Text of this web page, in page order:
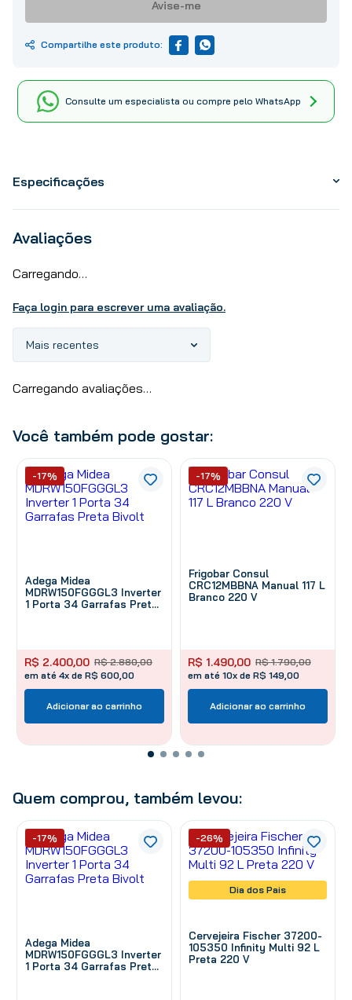
Avise-me
Consulte um especialista ou compre pelo WhatsApp
Especificações
Avaliações
Carregando…
Faça login para escrever uma avaliação.
Mais recentes
Carregando avaliações…
Você também pode gostar:
Adega Midea
MDRW150FGGGL3 Inverter
1 Porta 34 Garrafas Preta
R$ 2.880,00
R$ 2.400,00
em até 4x de R$ 600,00
-17%
Adicionar ao carrinho
Frigobar Consul
CRC12MBBNA Manual 117 L
Branco 220 V
R$ 1.790,00
R$ 1.490,00
em até 10x de R$ 149,00
-17%
Adicionar ao carrinho
Quem comprou, também levou:
Adega Midea
MDRW150FGGGL3 Inverter
1 Porta 34 Garrafas Preta
-17%
Dia dos Pais
Cervejeira Fischer 37200-
105350 Infinity Multi 92 L
Preta 220 V
-26%